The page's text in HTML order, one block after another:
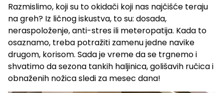
Razmislimo, koji su to okidači koji nas najčišće teraju
na greh? Iz ličnog iskustva, to su: dosada,
neraspoloženje, anti-stres ili meteropatija. Kada to
osaznamo, treba potražiti zamenu jedne navike
drugom, korisom. Sada je vreme da se trgnemo i
shvatimo da sezona tankih haljinica, golišavih ručica i
obnaženih nožica sledi za mesec dana!